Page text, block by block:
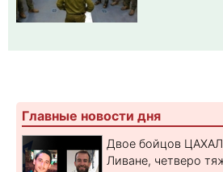
Главные новости дня
Двое бойцов
Ливане, четверо